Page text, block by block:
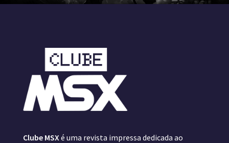
Clube MSX é uma revista impressa dedicada ao